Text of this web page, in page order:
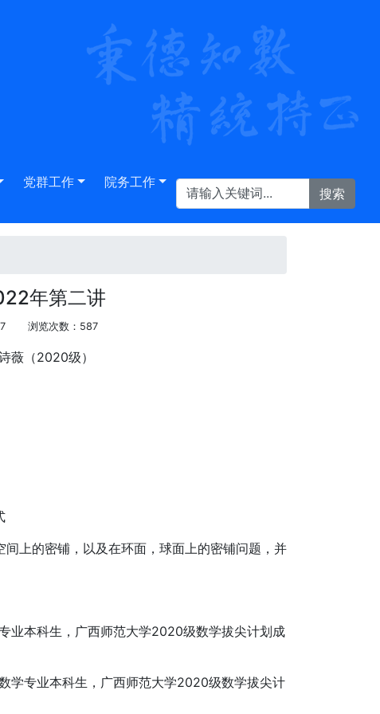
党群工作 院务工作
年第二讲
浏览次数： 587
薇（2020级）
上的密铺，以及在环面，球面上的密铺问题，并
本科生，广西师范大学2020级数学拔尖计划成
专业本科生，广西师范大学2020级数学拔尖计